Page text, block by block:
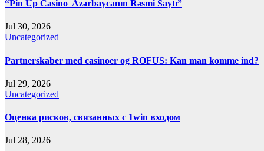
“Pin Up Casino ️ Azərbaycanın Rəsmi Saytı”
Jul 30, 2026
Uncategorized
Partnerskaber med casinoer og ROFUS: Kan man komme ind?
Jul 29, 2026
Uncategorized
Оценка рисков, связанных с 1win входом
Jul 28, 2026